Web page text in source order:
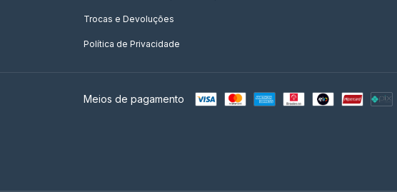
Trocas e Devoluções
Política de Privacidade
Meios de pagamento